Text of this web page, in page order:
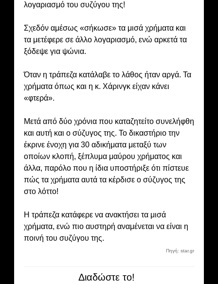
λογαριασμό του συζύγου της!
Σχεδόν αμέσως «σήκωσε» τα μισά χρήματα και
τα μετέφερε σε άλλο λογαριασμό, ενώ αρκετά τα
ξόδεψε για ψώνια.
Όταν η τράπεζα κατάλαβε το λάθος ήταν αργά. Τα
χρήματα όπως και η κ. Χάρινγκ είχαν κάνει
«φτερά».
Μετά από δύο χρόνια που καταζητείτο συνελήφθη
και αυτή και ο σύζυγος της. Το δικαστήριο την
έκρινε ένοχη για 30 αδικήματα μεταξύ των
οποίων κλοπή, ξέπλυμα μαύρου χρήματος και
άλλα, παρόλο που η ίδια υποστήριξε ότι πίστευε
πώς τα χρήματα αυτά τα κέρδισε ο σύζυγος της
στο λόττο!
Η τράπεζα κατάφερε να ανακτήσει τα μισά
χρήματα, ενώ πιο αυστηρή αναμένεται να είναι η
ποινή του συζύγου της.
Πηγή: star.gr
Διαδώστε το!